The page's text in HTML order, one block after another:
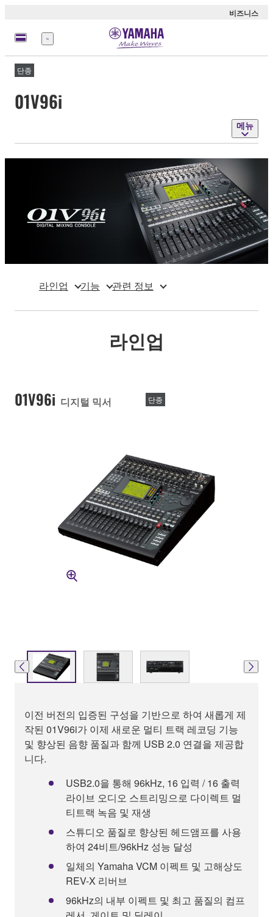
비즈니스
메
뉴
단종
01V96i
메뉴
라인업 기능 관련 정보
라인업
01V96i 디지털 믹서 단종
이전 버전의 입증된 구성을 기반으로 하여 새롭게 제
작된 01V96i가 이제 새로운 멀티 트랙 레코딩 기능
및 향상된 음향 품질과 함께 USB 2.0 연결을 제공합
니다.
USB2.0을 통해 96kHz, 16 입력 / 16 출력
라이브 오디오 스트리밍으로 다이렉트 멀
티트랙 녹음 및 재생
스튜디오 품질로 향상된 헤드앰프를 사용
하여 24비트/96kHz 성능 달성
일체의 Yamaha VCM 이펙트 및 고해상도
REV-X 리버브
96kHz의 내부 이펙트 및 최고 품질의 컴프